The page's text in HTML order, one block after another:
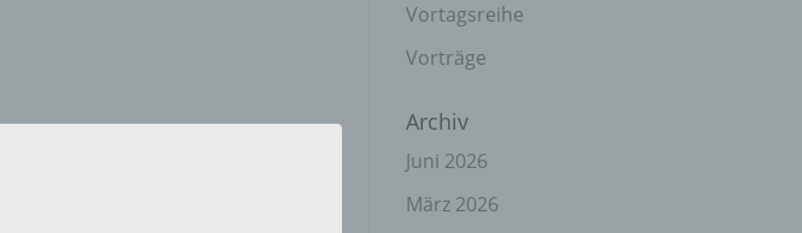
Vortagsreihe
Vorträge
Archiv
Juni 2026
März 2026